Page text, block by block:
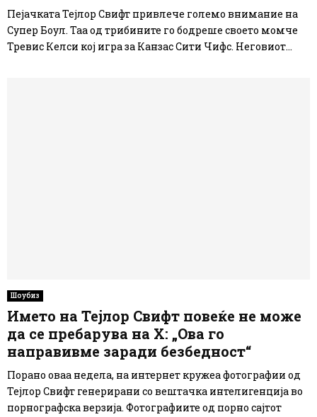
Пејачката Тејлор Свифт привлече големо внимание на
Супер Боул. Таа од трибините го бодреше своето момче
Тревис Келси кој игра за Канзас Сити Чифс. Неговиот...
Шоубиз
Името на Тејлор Свифт повеќе не може
да се пребарува на X: „Ова го
направивме заради безбедност“
Порано оваа недела, на интернет кружеа фотографии од
Тејлор Свифт генерирани со вештачка интелигенција во
порнографска верзија. Фотографиите од порно сајтот